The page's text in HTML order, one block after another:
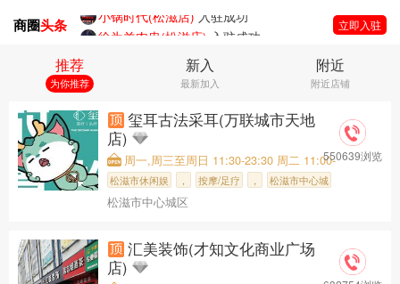
商圈头条
徐为羊肉串(松滋店) 入驻成功
入驻成功
入驻成功
战友之家农庄入驻成功
杨家酱板鸭 入驻成功
松滋市广悦楼餐饮店 入驻成功
感恩遇见(松哥剪烫)入驻成功
商家如何入驻抖音幻奇探店团购小程序(请看详细解读)幻奇兵哥
立即入驻
推荐
为你推荐
新入
最新加入
附近
附近店铺
玺耳古法采耳(万联城市天地
店)
周一,周三至周日 11:30-23:30 周二 11:00-
23:00
松滋市休闲娱 ， 按摩/足疗 ， 松滋市中心城
松滋市中心城区
550639浏览
汇美装饰(才知文化商业广场
店)